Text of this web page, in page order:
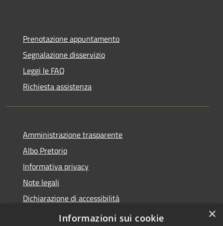
Prenotazione appuntamento
Segnalazione disservizio
Leggi le FAQ
Richiesta assistenza
Amministrazione trasparente
Albo Pretorio
Informativa privacy
Note legali
Dichiarazione di accessibilità
Piano di miglioramento del sito
×
Informazioni sui cookie